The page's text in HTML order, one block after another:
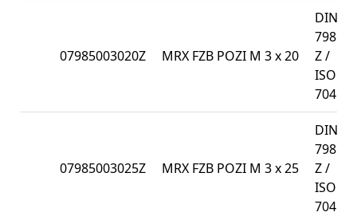
07985003020Z MRX FZB POZI M 3 x 20
DIN
7985-
Z /
ISO
7045
07985003025Z MRX FZB POZI M 3 x 25
DIN
7985-
Z /
ISO
7045